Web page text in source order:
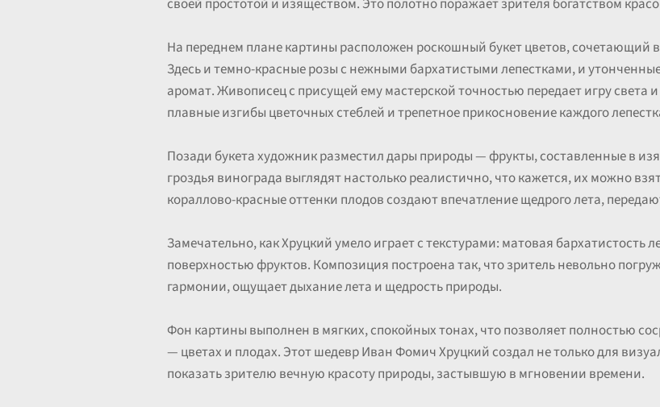
своей простотой и изяществом. Это полотно поражает зрителя богатством
На переднем плане картины расположен роскошный букет цветов, сочетающий
Здесь и темно-красные розы с нежными бархатистыми лепестками, и
аромат. Живописец с присущей ему мастерской точностью передает игру света
плавные изгибы цветочных стеблей и трепетное прикосновение каждого
Позади букета художник разместил дары природы — фрукты, составленные в
гроздья винограда выглядят настолько реалистично, что кажется, их можно
кораллово-красные оттенки плодов создают впечатление щедрого лета,
Замечательно, как Хруцкий умело играет с текстурами: матовая бархатистость
поверхностью фруктов. Композиция построена так, что зритель невольно
гармонии, ощущает дыхание лета и щедрость природы.
Фон картины выполнен в мягких, спокойных тонах, что позволяет полностью
— цветах и плодах. Этот шедевр Иван Фомич Хруцкий создал не только для
показать зрителю вечную красоту природы, застывшую в мгновении времени.